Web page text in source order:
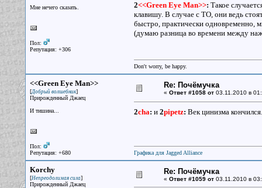
Мне нечего сказать.
Пол:
Репутация: +306
2<<Green Eye Man>>: Такое
клавишу. В случае с ТО, они ведь
быстро, практически одновременно,
(думаю разница во времени между
Don't worry, be happy.
<<Green Eye Man>>
[Добрый волшебник]
Прирожденный Джаец
И тишина...
Пол:
Репутация: +680
Re: Почёмучка
« Ответ #1058 от03.11.2010 в
2cha: и 2pipetz: Век цинизма
Графика для Jagged Alliance
Korchy
[Непреодолимая сила]
Прирожденный Джаец
Re: Почёмучка
« Ответ #1059 от03.11.2010 в